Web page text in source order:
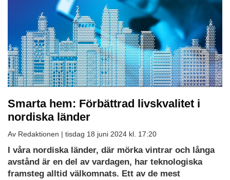
Smarta hem: Förbättrad livskvalitet i
nordiska länder
Av Redaktionen | tisdag 18 juni 2024 kl. 17:20
I våra nordiska länder, där mörka vintrar och långa
avstånd är en del av vardagen, har teknologiska
framsteg alltid välkomnats. Ett av de mest